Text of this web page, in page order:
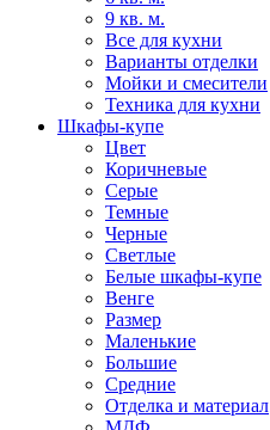
9 кв. м.
Все для кухни
Варианты отделки
Мойки и смесители
Техника для кухни
Шкафы-купе
Цвет
Коричневые
Серые
Темные
Черные
Светлые
Белые шкафы-купе
Венге
Размер
Маленькие
Большие
Средние
Отделка и материал